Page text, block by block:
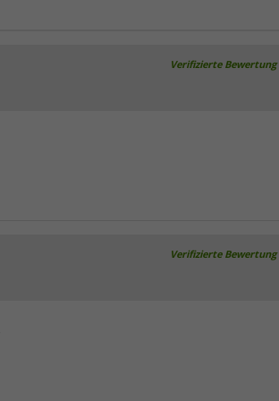
Verifizierte Bewertung
Verifizierte Bewertung